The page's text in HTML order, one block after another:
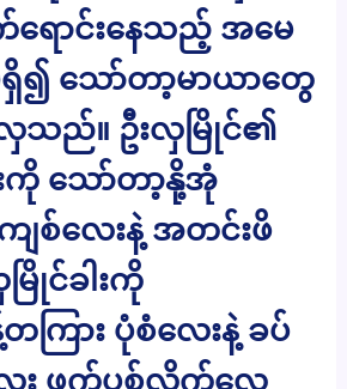
ောင်းနေသည့် အမေ
၍ သော်တာ့မာယာတွေ
သည်။ ဦးလှမြိုင်၏
ကို သော်တာ့နို့အုံ
ျစ်လေးနဲ့ အတင်းဖိ
ြိုင်ခါးကို
ကြား ပုံစံလေးနဲ့ ခပ်
ေး ဖက်ပစ်လိုက်လေ